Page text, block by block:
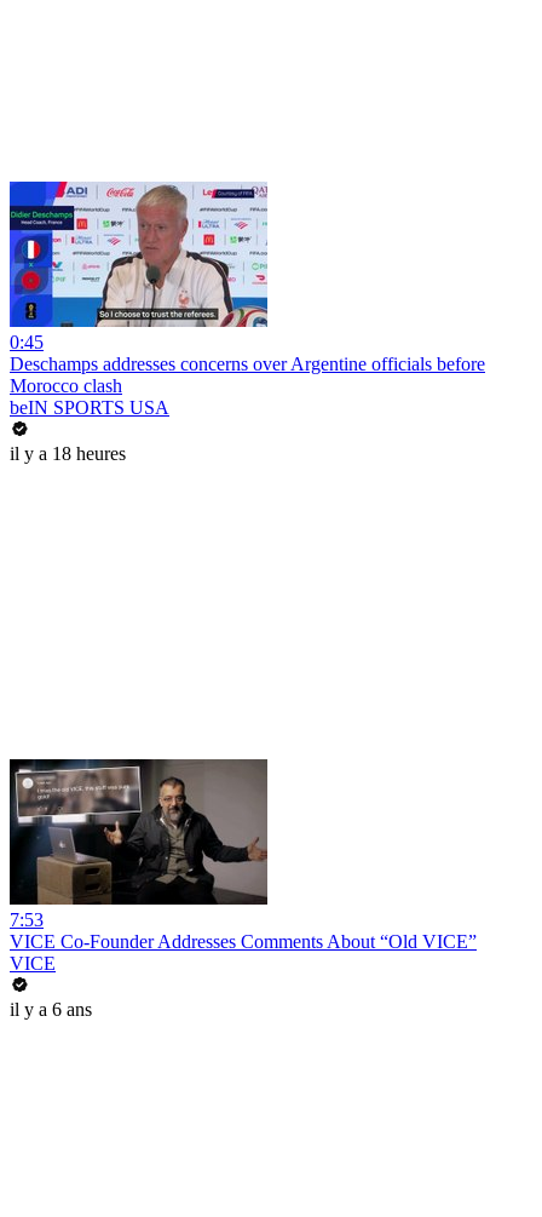
0:45
Deschamps addresses concerns over Argentine officials before
Morocco clash
beIN SPORTS USA
il y a 18 heures
7:53
VICE Co-Founder Addresses Comments About “Old VICE”
VICE
il y a 6 ans